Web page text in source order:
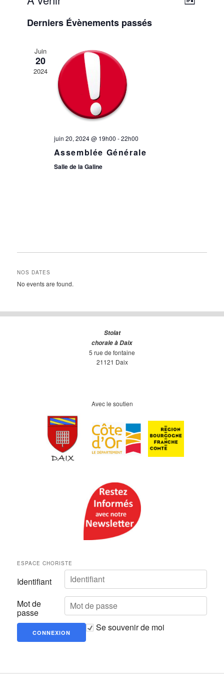
Liste
une
Derniers Évènements passés
Juin
20
2024
juin 20, 2024 @ 19h00 -22h00
Assemblée Générale
Salle de la Galine
NOS DATES
No events are found.
Stolat
chorale à Daix
5 rue de fontaine
21121 Daix
Avec le soutien
ESPACE CHORISTE
Identifiant
Mot de
passe
Se souvenir de moi